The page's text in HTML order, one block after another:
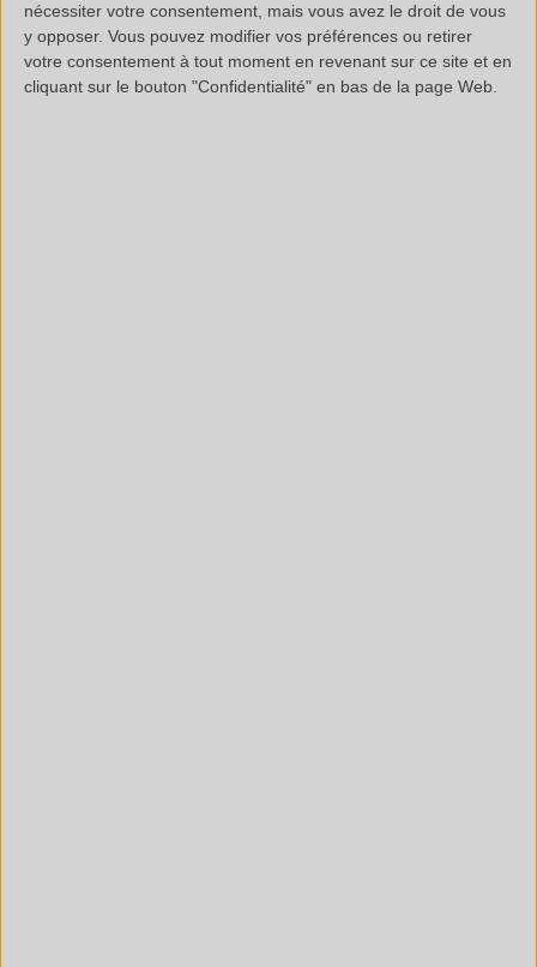
nécessiter votre consentement, mais vous avez le droit de vous
y opposer. Vous pouvez modifier vos préférences ou retirer
votre consentement à tout moment en revenant sur ce site et en
cliquant sur le bouton "Confidentialité" en bas de la page Web.
Nous vous accompagnerons dans la résolution de votre
problématique.